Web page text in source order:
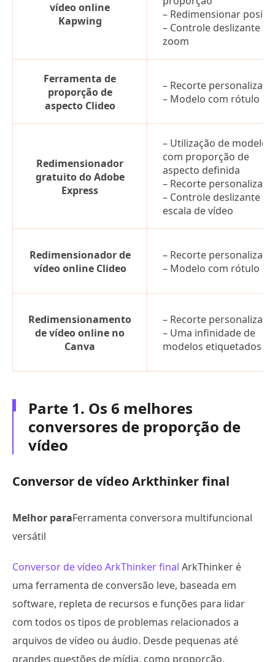
vídeo online
Kapwing
– Redimensionar
– Controle deslizante de
zoom
Ferramenta de
proporção de
aspecto Clideo
– Recorte personalizado
– Modelo com rótulo
Redimensionador
gratuito do Adobe
Express
– Utilização de modelo
com proporção de
aspecto definida
– Recorte personalizado
– Controle deslizante de
escala de vídeo
Redimensionador de
vídeo online Clideo
– Recorte personalizado
– Modelo com rótulo
Redimensionamento
de vídeo online no
Canva
– Recorte personalizado
– Uma infinidade de
modelos etiquetados
Parte 1. Os 6 melhores
conversores de proporção de
vídeo
Conversor de vídeo Arkthinker final
Melhor paraFerramenta conversora multifuncional
versátil
Conversor de vídeo ArkThinker final ArkThinker é
uma ferramenta de conversão leve, baseada em
software, repleta de recursos e funções para lidar
com todos os tipos de problemas relacionados a
arquivos de vídeo ou áudio. Desde pequenas até
grandes questões de mídia, como proporção,